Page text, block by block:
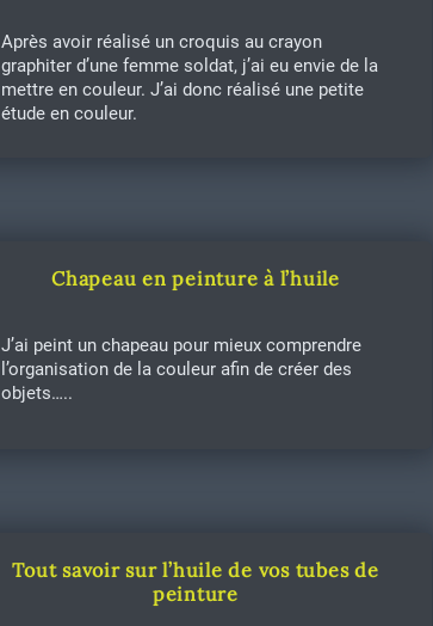
Après avoir réalisé un croquis au crayon
graphiter d’une femme soldat, j’ai eu envie de la
mettre en couleur. J’ai donc réalisé une petite
étude en couleur.
Chapeau en peinture à l’huile
J’ai peint un chapeau pour mieux comprendre
l’organisation de la couleur afin de créer des
objets…..
Tout savoir sur l’huile de vos tubes de
peinture